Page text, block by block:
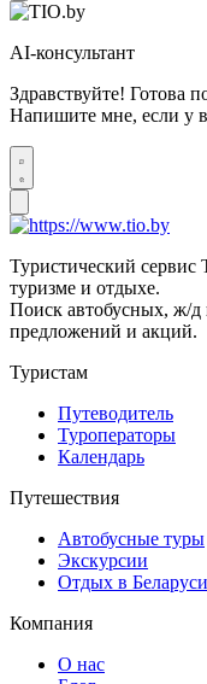
AI-консультант
Здравствуйте! Готова
Напишите мне, если у
Туристический
туризме и отдыхе.
Поиск автобусных, ж/д
предложений и акций.
Туристам
Путеводитель
Туроператоры
Календарь
Путешествия
Автобусные туры
Экскурсии
Отдых в Беларуси
Компания
О нас